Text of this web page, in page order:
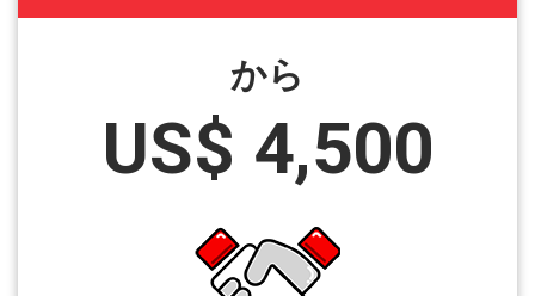
から
US$ 4,500